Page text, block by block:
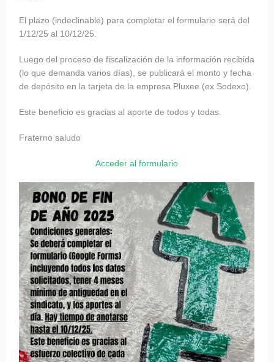
El plazo (indeclinable) para completar el formulario será del
1/12/25 al 10/12/25.
Luego del proceso de fiscalización de la información recibida
(lo que demanda varios días), se publicará el monto y fecha
de depósito en la tarjeta de la empresa Pluxee (ex Sodexo).
Este beneficio es gracias al aporte de todos y todas.
Fraterno saludo
Acceder al formulario